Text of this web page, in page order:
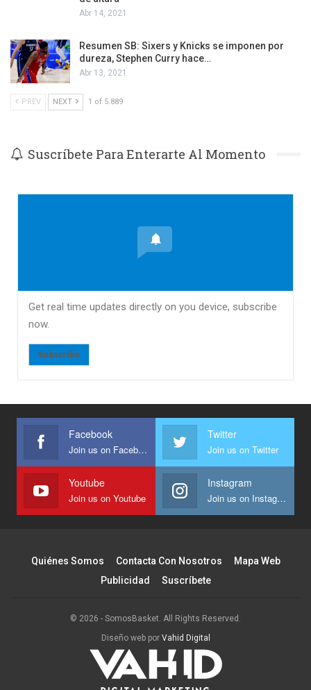
Abr 14, 2021
Resumen SB: Sixers y Knicks se imponen por
dureza, Stephen Curry hace…
Abr 13, 2021
PREV NEXT 1 of 5.889
Suscríbete Para Enterarte Al Momento
Get real time updates directly on you device, subscribe
now.
Subscribe
Facebook
Join us on Facebook
Twitter
Join us on Twitter
Youtube
Join us on Youtube
Instagram
Join us on Instagram
Quiénes Somos Contacta Con Nosotros
Mapa Web
Publicidad
Suscríbete
© 2026 - SomosBasket. All Rights Reserved.
Diseño web por Vahid Digital